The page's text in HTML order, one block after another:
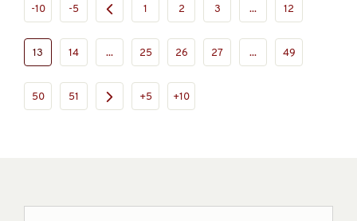
-10 -5 1 2 3 ... 12
13 14 ... 25 26 27 ... 49
50 51 +5 +10